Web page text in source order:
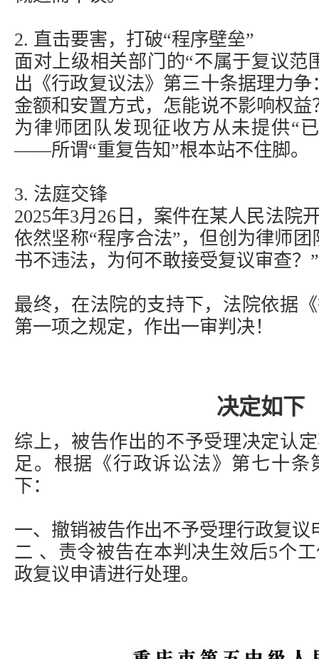
2. 直击要害，打破“程序壁垒”
面对上级相关部门的“不属于复议范
出《行政复议法》第三十条据理力
金额和安置方式，怎能说不影响权
为律师团队发现征收方从未提供“
——所谓“重复告知”根本站不住脚。
3. 法庭交锋
2025年3月26日，案件在某人民法院
依然坚称“程序合法”，但创为律师
书不违法，为何不敢接受复议审查？
最终，在法院的支持下，法院依据
第一项之规定，作出一审判决！
决定如下
综上，被告作出的不予受理决定认
足。根据《行政诉讼法》第七十条
下：
一、撤销被告作出不予受理行政复议
二 、责令被告在本判决生效后5个
政复议申请进行处理。